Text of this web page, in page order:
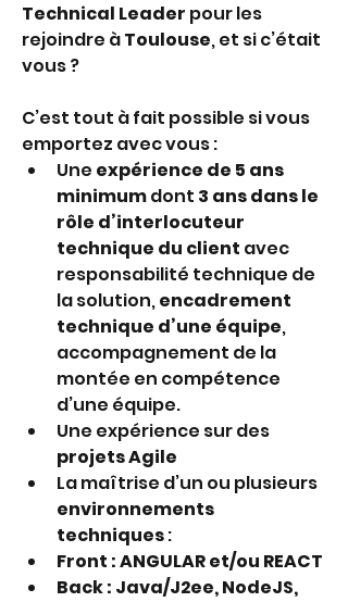
Technical Leader pour les
rejoindre à Toulouse, et si c’était
vous ?
C’est tout à fait possible si vous
emportez avec vous :
Une expérience de 5 ans
minimum dont 3 ans dans le
rôle d’interlocuteur
technique du client avec
responsabilité technique de
la solution, encadrement
technique d’une équipe,
accompagnement de la
montée en compétence
d’une équipe.
projets Agile
environnements
techniques :
Front : ANGULAR et/ou REACT
Back : Java/J2ee, NodeJS,